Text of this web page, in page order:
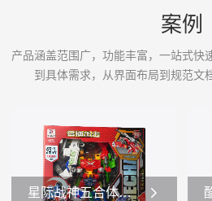
案例
产品涵盖范围广，功能丰富，一站式快
到具体需求，从界面布局到规范文
星际战神五合体变形金刚机器人玩具